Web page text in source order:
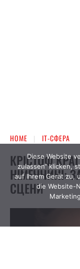
Diese Website
zulassen“ klicken,
auf Ihrem Gerät zu,
die Website-